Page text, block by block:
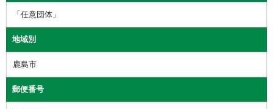
「任意団体」
地域別
鹿島市
郵便番号